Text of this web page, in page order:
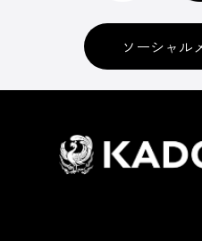
ソーシャル